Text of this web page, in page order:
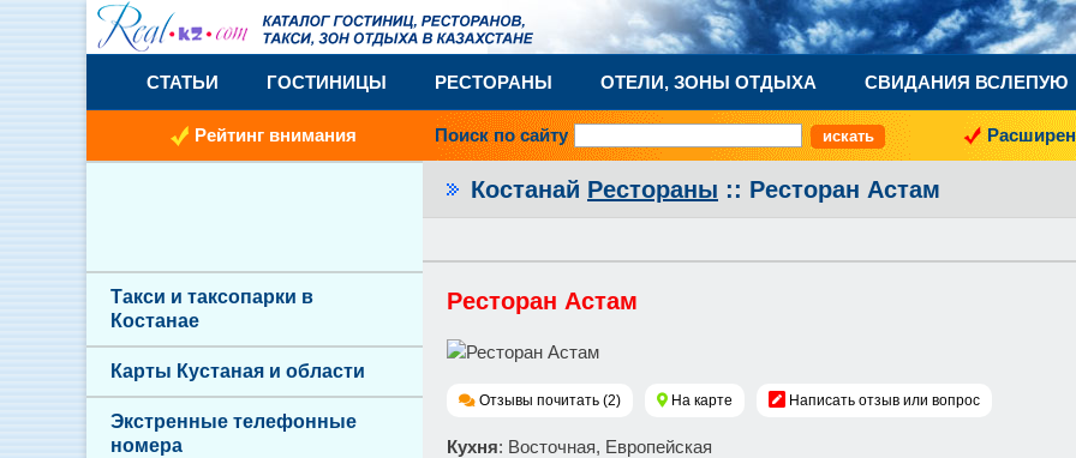
СТАТЬИ ГОСТИНИЦЫ РЕСТОРАНЫ ОТЕЛИ, ЗОНЫ ОТДЫХА СВИДАНИЯ ВСЛЕПУЮ
Рейтинг внимания Поиск по сайту
Костанай Рестораны :: Ресторан Астам
Ресторан Астам
Отзывы почитать (2) На карте Написать отзыв или вопрос
Кухня: Восточная, Европейская
Такси и таксопарки в
Костанае
Карты Кустаная и области
Экстренные телефонные
номера